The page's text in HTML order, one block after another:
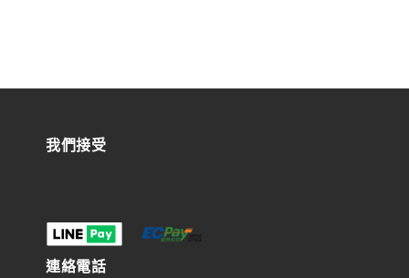
我們接受
連絡電話